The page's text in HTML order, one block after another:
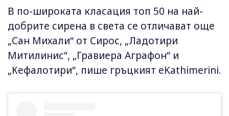
В по-широката класация топ 50 на най-
добрите сирена в света се отличават още
„Сан Михали“ от Сирос, „Ладотири
Митилинис“, „Гравиера Аграфон“ и
„Кефалотири“, пише гръцкият eKathimerini.